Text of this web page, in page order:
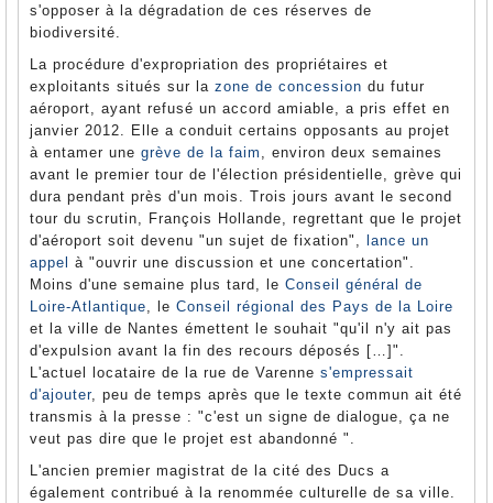
s'opposer à la dégradation de ces réserves de
biodiversité.
La procédure d'expropriation des propriétaires et
exploitants situés sur la zone de concession du futur
aéroport, ayant refusé un accord amiable, a pris effet en
janvier 2012. Elle a conduit certains opposants au projet
à entamer une grève de la faim , environ deux semaines
avant le premier tour de l'élection présidentielle, grève qui
dura pendant près d'un mois. Trois jours avant le second
tour du scrutin, François Hollande, regrettant que le projet
d'aéroport soit devenu "un sujet de fixation",
lance un
appel
à "ouvrir une discussion et une concertation".
Moins d'une semaine plus tard, le Conseil général de
Loire-Atlantique, le Conseil régional des Pays de la Loire
et la ville de Nantes émettent le souhait "qu'il n'y ait pas
d'expulsion avant la fin des recours déposés […]".
L'actuel locataire de la rue de Varenne s'empressait
d'ajouter, peu de temps après que le texte commun ait été
transmis à la presse : "c'est un signe de dialogue, ça ne
veut pas dire que le projet est abandonné ".
L'ancien premier magistrat de la cité des Ducs a
également contribué à la renommée culturelle de sa ville.